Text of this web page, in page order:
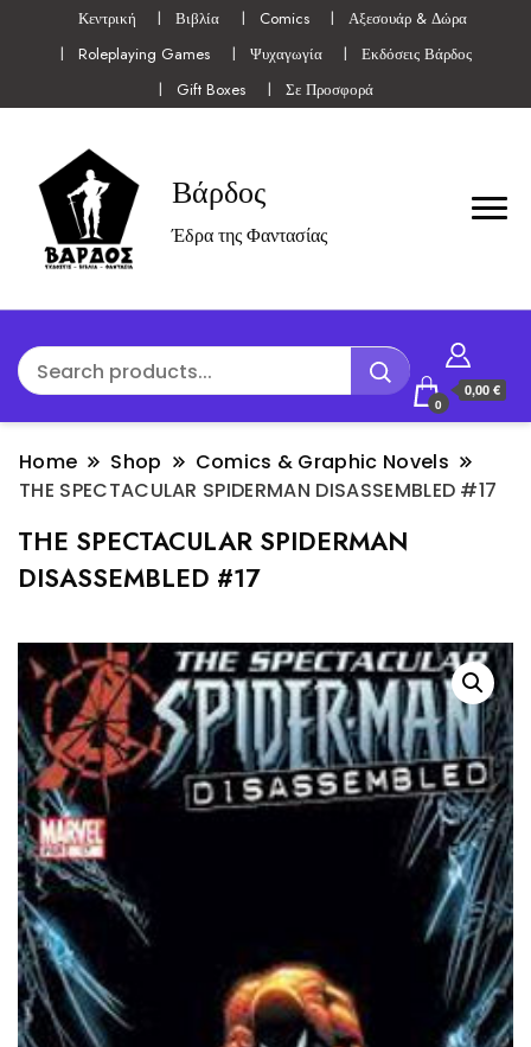
Κεντρική Βιβλία Comics
Αξεσουάρ & Δώρα
Roleplaying Games
Ψυχαγωγία
Εκδόσεις Βάρδος
Gift Boxes
Σε Προσφορά
Βάρδος
Έδρα της Φαντασίας
0
0,00 €
Home Shop
Comics & Graphic Novels
THE SPECTACULAR SPIDERMAN DISASSEMBLED #17
THE SPECTACULAR SPIDERMAN
DISASSEMBLED #17